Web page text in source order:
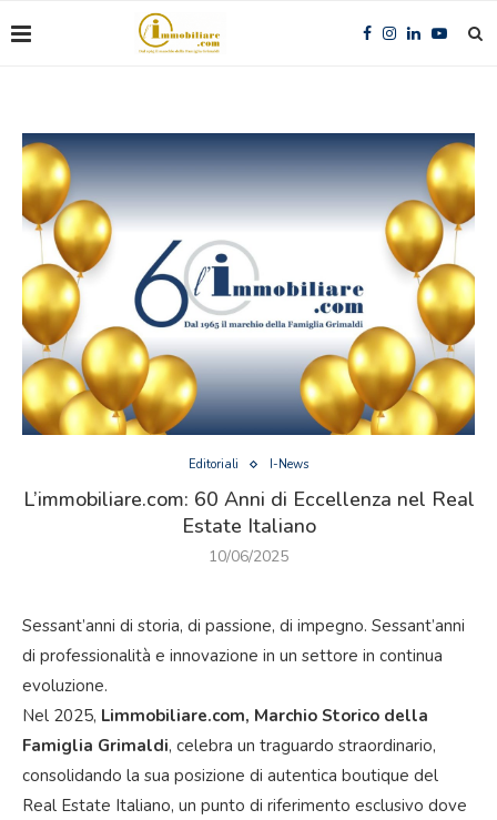
Editoriali I-News
L’immobiliare.com: 60 Anni di Eccellenza nel Real
Estate Italiano
10/06/2025
Sessant’anni di storia, di passione, di impegno. Sessant’anni
di professionalità e innovazione in un settore in continua
evoluzione.
Nel 2025, Limmobiliare.com, Marchio Storico della
Famiglia Grimaldi, celebra un traguardo straordinario,
consolidando la sua posizione di autentica boutique del
Real Estate Italiano, un punto di riferimento esclusivo dove